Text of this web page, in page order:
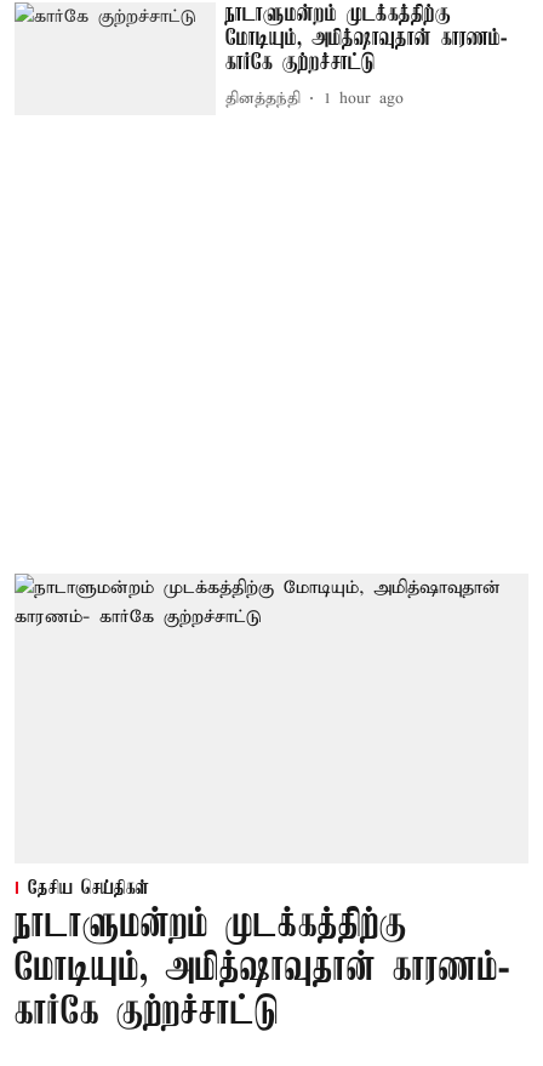
நாடாளுமன்றம் முடக்கத்திற்கு
மோடியும், அமித்ஷாவுதான் காரணம்-
கார்கே குற்றச்சாட்டு
தினத்தந்தி 1 hour ago
தேசிய செய்திகள்
நாடாளுமன்றம் முடக்கத்திற்கு
மோடியும், அமித்ஷாவுதான் காரணம்-
கார்கே குற்றச்சாட்டு